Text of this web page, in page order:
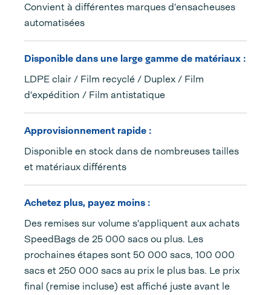
Convient à différentes marques d'ensacheuses
automatisées
Disponible dans une large gamme de matériaux :
LDPE clair / Film recyclé / Duplex / Film
d'expédition / Film antistatique
Approvisionnement rapide :
Disponible en stock dans de nombreuses tailles
et matériaux différents
Achetez plus, payez moins :
Des remises sur volume s'appliquent aux achats
SpeedBags de 25 000 sacs ou plus. Les
prochaines étapes sont 50 000 sacs, 100 000
sacs et 250 000 sacs au prix le plus bas. Le prix
final (remise incluse) est affiché juste avant le